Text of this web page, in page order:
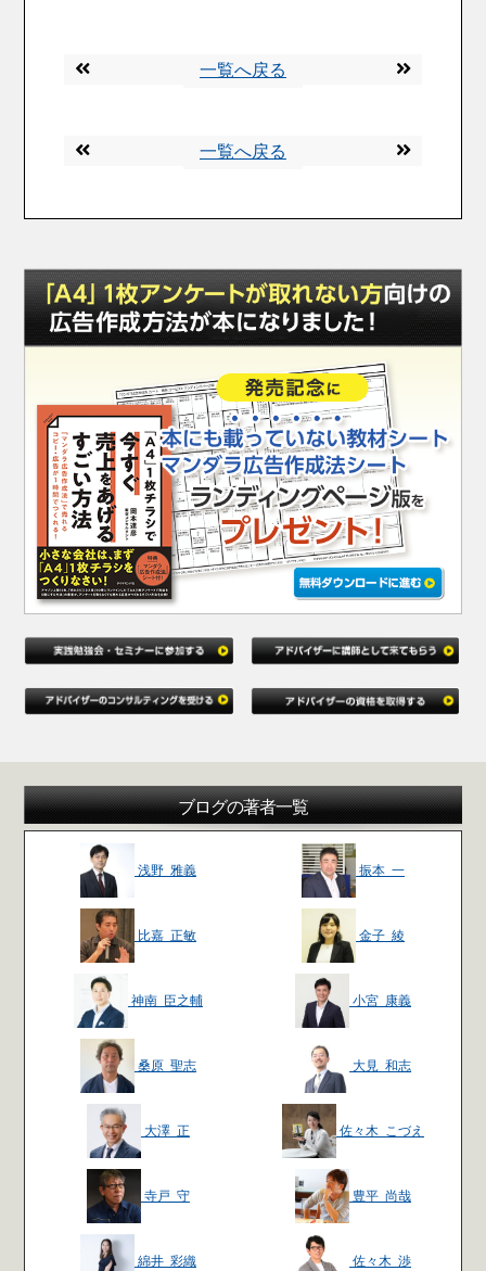
一覧へ戻る
一覧へ戻る
ブログの著者一覧
浅野 雅義 振本 一
比嘉 正敏 金子 綾
神南 臣之輔 小宮 康義
桑原 聖志 大見 和志
大澤 正 佐々木 こづえ
寺戸 守 豊平 尚哉
綿井 彩織 佐々木 渉